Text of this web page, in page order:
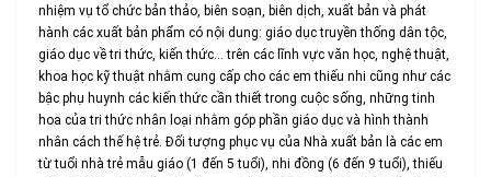
nhiệm vụ tổ chức bản thảo, biên soạn, biên dịch, xuất bản và phát
hành các xuất bản phẩm có nội dung: giáo dục truyền thống dân tộc,
giáo dục về tri thức, kiến thức… trên các lĩnh vực văn học, nghệ thuật,
khoa học kỹ thuật nhằm cung cấp cho các em thiếu nhi cũng như các
bậc phụ huynh các kiến thức cần thiết trong cuộc sống, những tinh
hoa của tri thức nhân loại nhằm góp phần giáo dục và hình thành
nhân cách thế hệ trẻ. Đối tượng phục vụ của Nhà xuất bản là các em
từ tuổi nhà trẻ mẫu giáo (1 đến 5 tuổi), nhi đồng (6 đến 9 tuổi), thiếu